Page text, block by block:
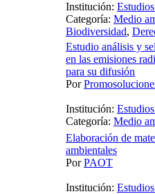
Institución:
Categoría: Medio
Biodiversidad,
Estudio análisis y
en las emisiones
para su difusión
Por
Institución:
Categoría: Medio
Elaboración de
ambientales
PorPAOT
Institución: